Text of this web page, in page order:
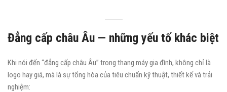
Đẳng cấp châu Âu — những yếu tố khác biệt
Khi nói đến “đẳng cấp châu Âu” trong thang máy gia đình, không chỉ là
logo hay giá, mà là sự tổng hòa của tiêu chuẩn kỹ thuật, thiết kế và trải
nghiệm: